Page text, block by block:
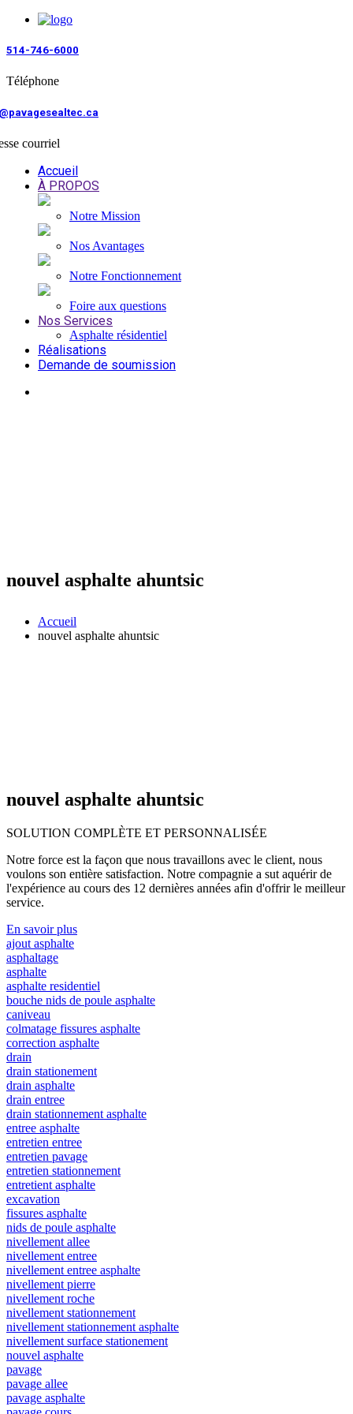
514-746-6000
Téléphone
courriel
Accueil
À PROPOS
Notre Mission
Nos Avantages
Notre Fonctionnement
Foire aux questions
Nos Services
Asphalte résidentiel
Réalisations
Demande de soumission
nouvel asphalte ahuntsic
Accueil
nouvel asphalte ahuntsic
nouvel asphalte ahuntsic
SOLUTION COMPLÈTE ET PERSONNALISÉE
Notre force est la façon que nous travaillons avec le client, nous
voulons son entière satisfaction. Notre compagnie a sut aquérir de
l'expérience au cours des 12 dernières années afin d'offrir le meilleur
service.
En savoir plus
ajout asphalte
asphaltage
asphalte
asphalte residentiel
bouche nids de poule asphalte
caniveau
colmatage fissures asphalte
correction asphalte
drain
drain stationement
drain asphalte
drain entree
drain stationnement asphalte
entree asphalte
entretien entree
entretien pavage
entretien stationnement
entretient asphalte
excavation
fissures asphalte
nids de poule asphalte
nivellement allee
nivellement entree
nivellement entree asphalte
nivellement pierre
nivellement roche
nivellement stationnement
nivellement stationnement asphalte
nivellement surface stationement
nouvel asphalte
pavage
pavage allee
pavage asphalte